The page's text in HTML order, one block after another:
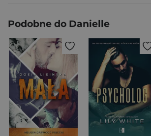
Podobne do Danielle